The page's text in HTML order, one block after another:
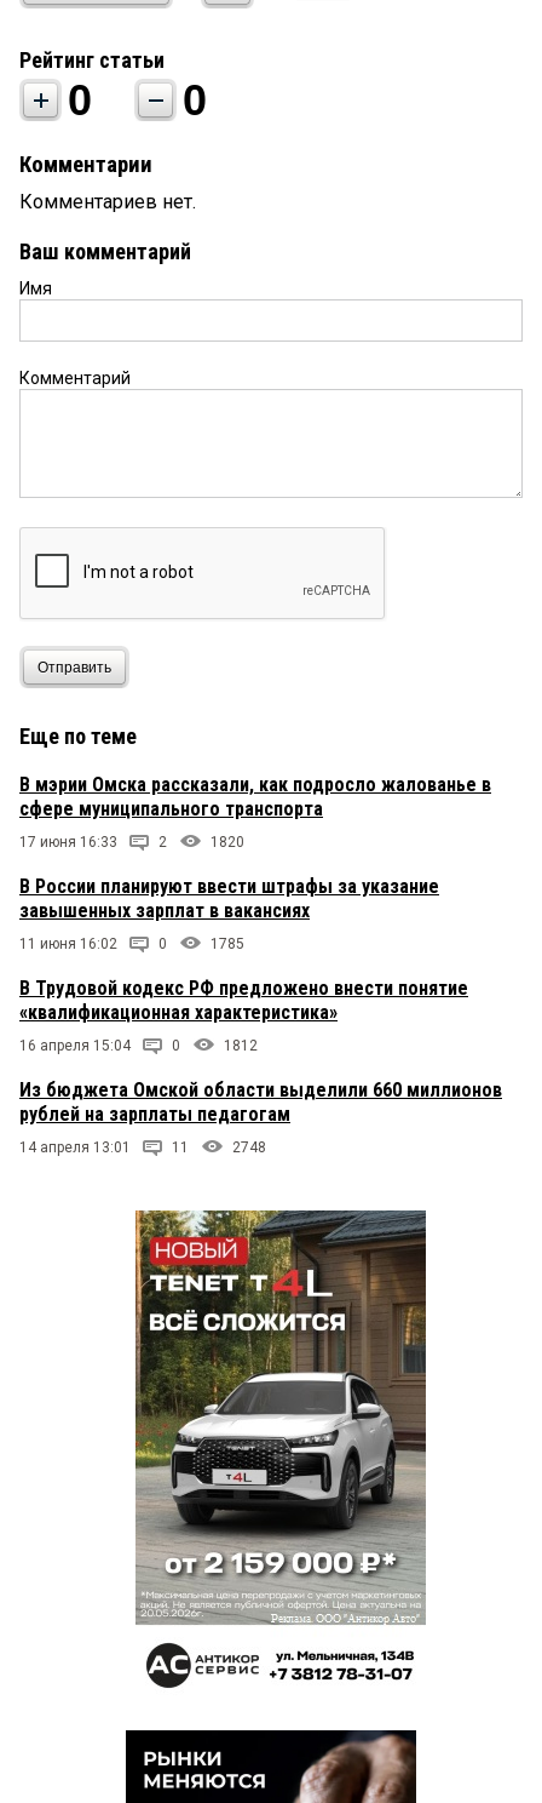
Рейтинг статьи
0 0
Комментарии
Комментариев нет.
Ваш комментарий
Имя
Комментарий
Отправить
Еще по теме
В мэрии Омска рассказали, как подросло жалованье в
сфере муниципального транспорта
17 июня 16:33 2 1820
В России планируют ввести штрафы за указание
завышенных зарплат в вакансиях
11 июня 16:02 0 1785
В Трудовой кодекс РФ предложено внести понятие
«квалификационная характеристика»
16 апреля 15:04 0 1812
Из бюджета Омской области выделили 660 миллионов
рублей на зарплаты педагогам
14 апреля 13:01 11 2748